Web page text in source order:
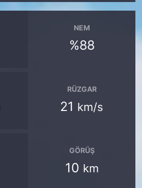
NEM
%88
RÜZGAR
21 km/s
GÖRÜŞ
10 km